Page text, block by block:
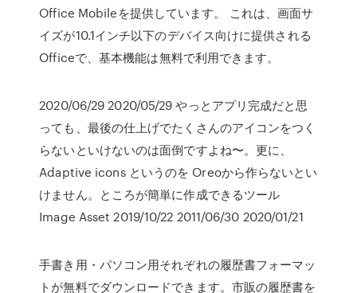
Office Mobileを提供しています。 これは、画面サ
イズが10.1インチ以下のデバイス向けに提供される
Officeで、基本機能は無料で利用できます。
2020/06/29 2020/05/29 やっとアプリ完成だと思
っても、最後の仕上げでたくさんのアイコンをつく
らないといけないのは面倒ですよね〜。更に、
Adaptive icons というのを Oreoから作らないとい
けません。ところが簡単に作成できるツール
Image Asset 2019/10/22 2011/06/30 2020/01/21
手書き用・パソコン用それぞれの履歴書フォーマッ
トが無料でダウンロードできます。市販の履歴書を